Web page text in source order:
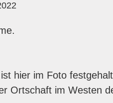
hier im Foto
Ortschaft im Westen